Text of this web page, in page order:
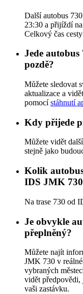
Další autobus
23:30 a přijíždí
Celkový čas
Jede
pozdě?
Můžete sledovat
aktualizace a
pomocístáhnutí
Kdy přijede
Můžete vidět
stejně jako
Kolik
IDS JMK
Na trase 730 od
Je obvykle
přeplněný?
Můžete najít
JMK 730 v
vybraných
vidět předpovědi,
vaši zastávku.